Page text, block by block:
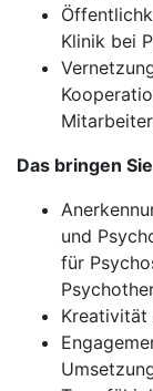
Klinik bei
Das bringen
und
für
Kreativität